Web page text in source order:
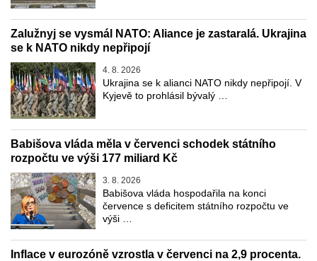
Zalužnyj se vysmál NATO: Aliance je zastaralá. Ukrajina
se k NATO nikdy nepřipojí
4. 8. 2026
Ukrajina se k alianci NATO nikdy nepřipojí. V
Kyjevě to prohlásil bývalý …
Babišova vláda měla v červenci schodek státního
rozpočtu ve výši 177 miliard Kč
3. 8. 2026
Babišova vláda hospodařila na konci
července s deficitem státního rozpočtu ve
výši …
Inflace v eurozóně vzrostla v červenci na 2,9 procenta.